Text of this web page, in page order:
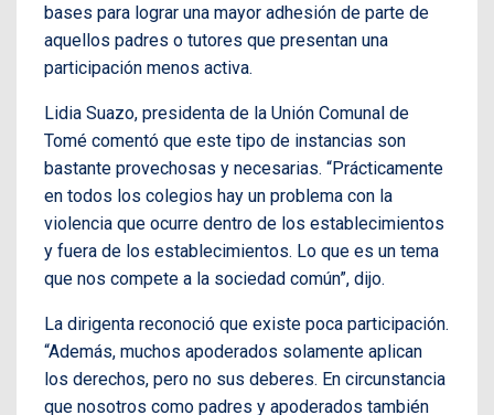
bases para lograr una mayor adhesión de parte de
aquellos padres o tutores que presentan una
participación menos activa.
Lidia Suazo, presidenta de la Unión Comunal de
Tomé comentó que este tipo de instancias son
bastante provechosas y necesarias. “Prácticamente
en todos los colegios hay un problema con la
violencia que ocurre dentro de los establecimientos
y fuera de los establecimientos. Lo que es un tema
que nos compete a la sociedad común”, dijo.
La dirigenta reconoció que existe poca participación.
“Además, muchos apoderados solamente aplican
los derechos, pero no sus deberes. En circunstancia
que nosotros como padres y apoderados también